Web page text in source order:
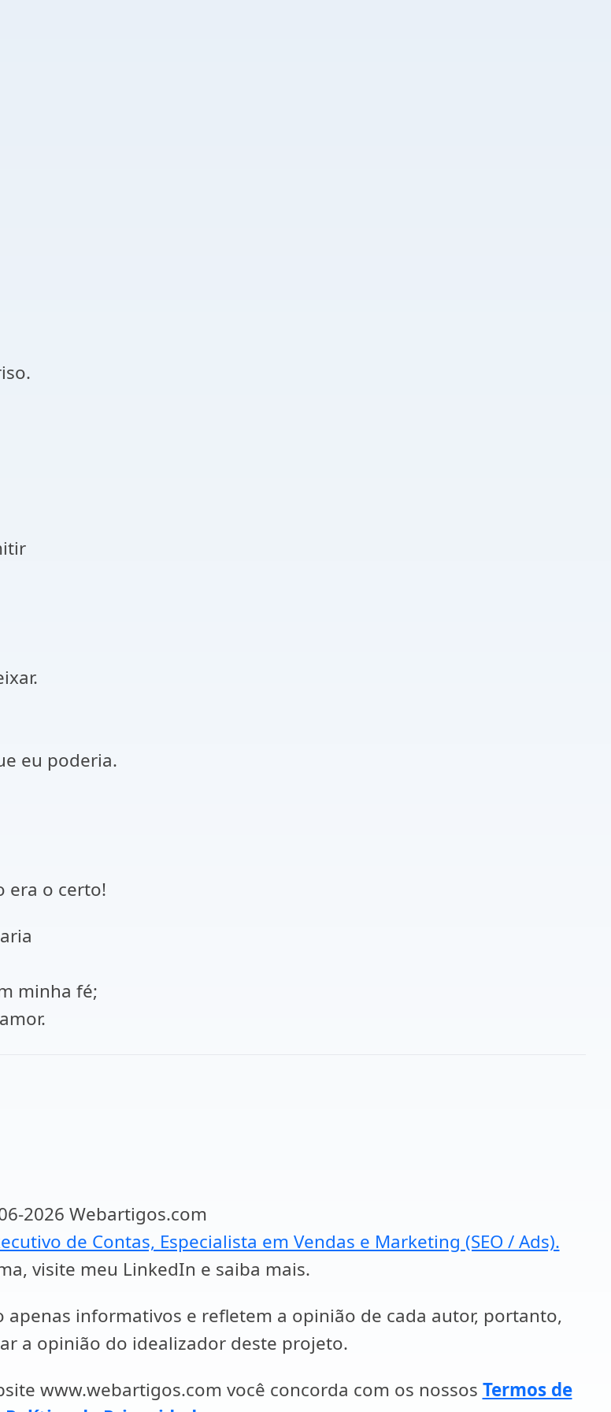
eu poderia.
era o certo!
minha fé;
2026 Webartigos.com
de Contas, Especialista em Vendas e Marketing (SEO / Ads).
visite meu LinkedIn e saiba mais.
informativos e refletem a opinião de cada autor, portanto,
a opinião do idealizador deste projeto.
www.webartigos.com você concorda com os nossos Termos de